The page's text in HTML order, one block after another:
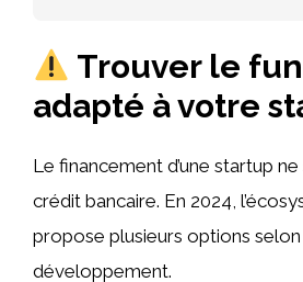
Trouver le
adapté à votre
Le financement d’une startup
crédit bancaire. En 2024,
propose plusieurs options
développement.